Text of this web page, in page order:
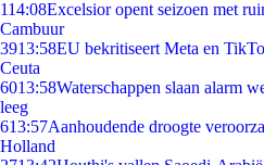
114:08Excelsior opent seizoen met
Cambuur
3913:58EU bekritiseert Meta en
Ceuta
6013:58Waterschappen slaan alarm
leeg
613:57Aanhoudende droogte
Holland